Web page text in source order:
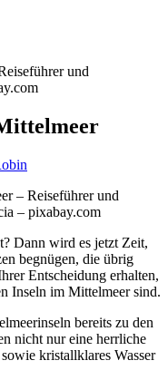
– Reiseführer und
– pixabay.com
Dann wird es jetzt Zeit,
begnügen, die übrig
Entscheidung erhalten,
Inseln im Mittelmeer sind.
bereits zu den
nicht nur eine herrliche
kristallklares Wasser